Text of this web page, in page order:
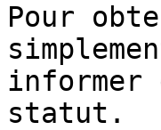
Pour
informer
statut.